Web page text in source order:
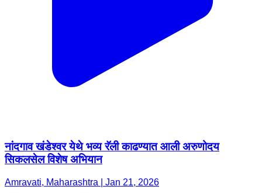
नांदगाव खंडेश्वर येथे भव्य रॅली काढण्यात आली अरुणोदय
सिकलसेल विशेष अभियान
Amravati, Maharashtra | Jan 21, 2026